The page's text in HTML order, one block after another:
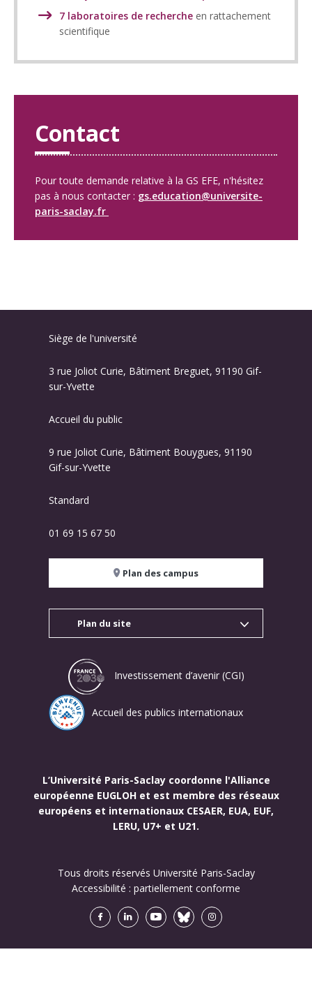
7 laboratoires de recherche en rattachement
scientifique
Contact
Pour toute demande relative à la GS EFE, n'hésitez
pas à nous contacter : gs.education@universite-
paris-saclay.fr
Siège de l'université
3 rue Joliot Curie, Bâtiment Breguet, 91190 Gif-
sur-Yvette
Accueil du public
9 rue Joliot Curie, Bâtiment Bouygues, 91190
Gif-sur-Yvette
Standard
01 69 15 67 50
Plan des campus
Plan du site
Investissement d’avenir (CGI)
Accueil des publics internationaux
L’Université Paris-Saclay coordonne l'Alliance
européenne EUGLOH et est membre des réseaux
européens et internationaux CESAER, EUA, EUF,
LERU, U7+ et U21.
Tous droits réservés Université Paris-Saclay
Accessibilité : partiellement conforme
FacebookLinkedInYoutubeBlueskyInstagram